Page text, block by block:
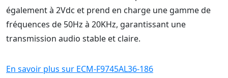
également à 2Vdc et prend en charge une gamme de
fréquences de 50Hz à 20KHz, garantissant une
transmission audio stable et claire.
En savoir plus sur ECM-F9745AL36-186